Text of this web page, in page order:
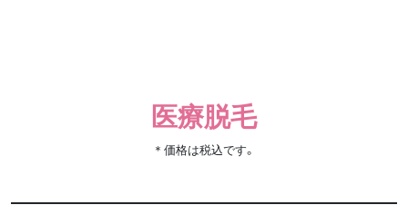
医療脱毛
＊価格は税込です。